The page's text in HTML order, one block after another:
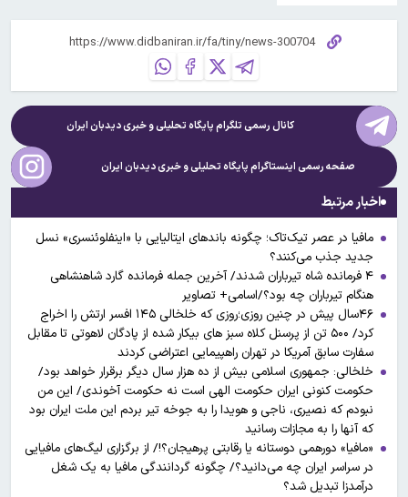
کانال رسمی تلگرام پایگاه تحلیلی و خبریدیدبان ایران
صفحه رسمی اینستاگرام پایگاه تحلیلی و خبریدیدبان ایران
اخبار مرتبط
مافیا در عصر تیک‌تاک؛ چگونه باندهای ایتالیایی با «اینفلوئنسری» نسل
جدید جذب می‌کنند؟
۴ فرمانده شاه تیرباران شدند/ آخرین جمله فرمانده گارد شاهنشاهی
هنگام تیرباران چه بود؟/اسامی+ تصاویر
۴۶سال پیش در چنین روزی؛روزی که خلخالی ۱۴۵ افسر ارتش را اخراج
کرد/ ۵۰۰ تن از پرسنل کلاه سبز های بیکار شده از پادگان لاهوتی تا مقابل
سفارت سابق آمریکا در تهران راهپیمایی اعتراضی کردند
خلخالی: جمهوری اسلامی بیش از ده هزار سال دیگر برقرار خواهد بود/
حکومت کنونی ایران حکومت الهی است نه حکومت آخوندی/ این من
نبودم که نصیری، ناجی و هویدا را به جوخه تیر بردم این ملت ایران بود
که آنها را به مجازات رسانید
«مافیا» دورهمی دوستانه یا رقابتی پرهیجان؟!/ از برگزاری لیگ‌های مافیایی
در سراسر ایران چه می‌دانید؟/ چگونه گردانندگی مافیا به یک شغل
درآمدزا تبدیل شد؟